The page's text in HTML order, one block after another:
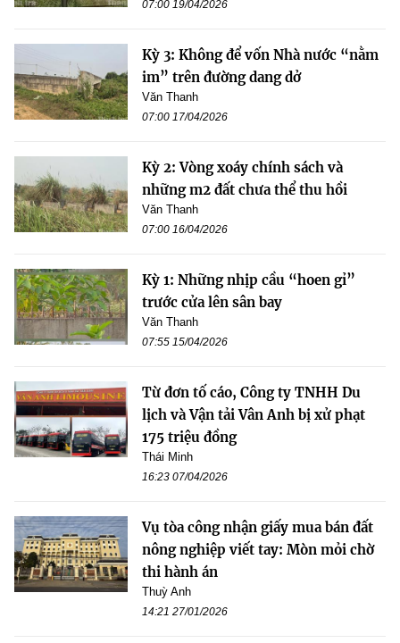
07:00 19/04/2026
Kỳ 3: Không để vốn Nhà nước “nằm
im” trên đường dang dở
Văn Thanh
07:00 17/04/2026
Kỳ 2: Vòng xoáy chính sách và
những m2 đất chưa thể thu hồi
Văn Thanh
07:00 16/04/2026
Kỳ 1: Những nhịp cầu “hoen gỉ”
trước cửa lên sân bay
Văn Thanh
07:55 15/04/2026
Từ đơn tố cáo, Công ty TNHH Du
lịch và Vận tải Vân Anh bị xử phạt
175 triệu đồng
Thái Minh
16:23 07/04/2026
Vụ tòa công nhận giấy mua bán đất
nông nghiệp viết tay: Mòn mỏi chờ
thi hành án
Thuỳ Anh
14:21 27/01/2026